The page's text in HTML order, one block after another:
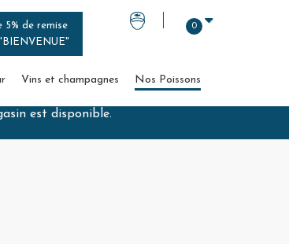
5% de remise
0
Vins et champagnes Nos Poissons
est disponible.